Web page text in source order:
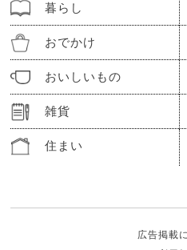
暮らし
おでかけ
おいしいもの
雑貨
住まい
広告掲載